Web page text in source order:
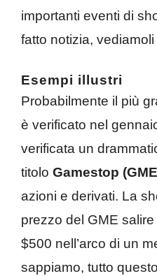
importanti eventi di
fatto notizia,
Esempi illustri
Probabilmente il più
è verificato nel
verificata un
titolo Gamestop
azioni e derivati. La
prezzo del GME
$500 nell’arco di un
sappiamo, tutto